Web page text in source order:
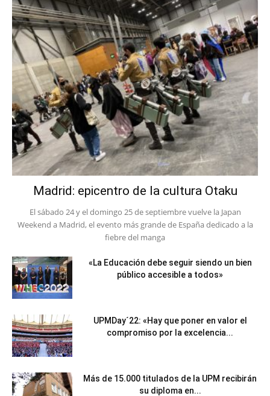
Madrid: epicentro de la cultura Otaku
El sábado 24 y el domingo 25 de septiembre vuelve la Japan
Weekend a Madrid, el evento más grande de España dedicado a la
fiebre del manga
«La Educación debe seguir siendo un bien
público accesible a todos»
UPMDay´22: «Hay que poner en valor el
compromiso por la excelencia...
Más de 15.000 titulados de la UPM recibirán
su diploma en...